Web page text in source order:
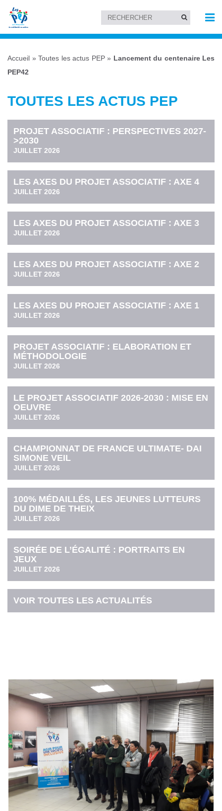
Accueil » Toutes les actus PEP» Lancement du centenaire Les
PEP42
TOUTES LES ACTUS PEP
PROJET ASSOCIATIF : PERSPECTIVES 2027-
>2030
JUILLET 2026
LES AXES DU PROJET ASSOCIATIF : AXE 4
JUILLET 2026
LES AXES DU PROJET ASSOCIATIF : AXE 3
JUILLET 2026
LES AXES DU PROJET ASSOCIATIF : AXE 2
JUILLET 2026
LES AXES DU PROJET ASSOCIATIF : AXE 1
JUILLET 2026
PROJET ASSOCIATIF : ELABORATION ET
MÉTHODOLOGIE
JUILLET 2026
LE PROJET ASSOCIATIF 2026-2030 : MISE EN
OEUVRE
JUILLET 2026
CHAMPIONNAT DE FRANCE ULTIMATE- DAI
SIMONE VEIL
JUILLET 2026
100% MÉDAILLÉS, LES JEUNES LUTTEURS
DU DIME DE THEIX
JUILLET 2026
SOIRÉE DE L’ÉGALITÉ : PORTRAITS EN
JEUX
JUILLET 2026
VOIR TOUTES LES ACTUALITÉS